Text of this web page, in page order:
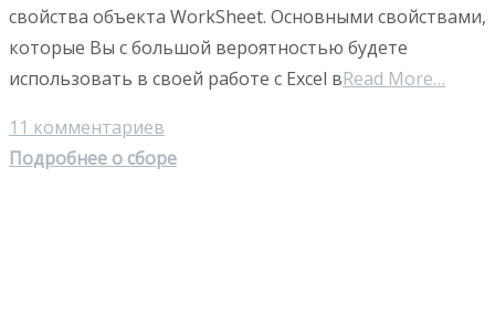
свойства объекта WorkSheet. Основными свойствами,
которые Вы с большой вероятностью будете
использовать в своей работе с Excel вRead More…
11 комментариев
Подробнее о сборе